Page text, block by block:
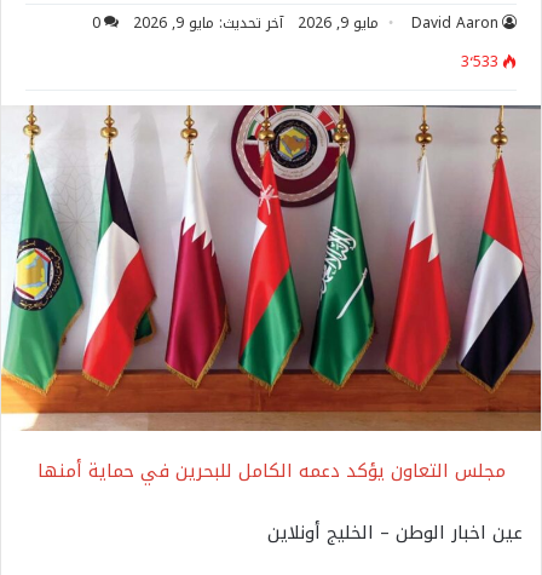
David Aaron مايو 9, 2026 آخر تحديث: مايو 9, 2026
0
3٬533
مجلس التعاون يؤكد دعمه الكامل للبحرين في حماية أمنها
عين اخبار الوطن – الخليج أونلاين